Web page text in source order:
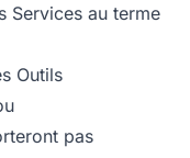
Services au terme
Outils
pas